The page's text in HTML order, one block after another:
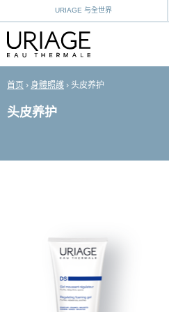
URIAGE 与全世界
首页 › 身體照護 › 头皮养护
头皮养护